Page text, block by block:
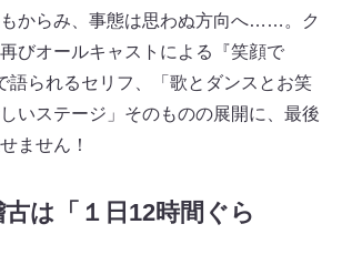
からみ、事態は思わぬ方向へ……。ク
びオールキャストによる『笑顔で
語られるセリフ、「歌とダンスとお笑
いステージ」そのものの展開に、最後
ません！
は「１日12時間ぐら